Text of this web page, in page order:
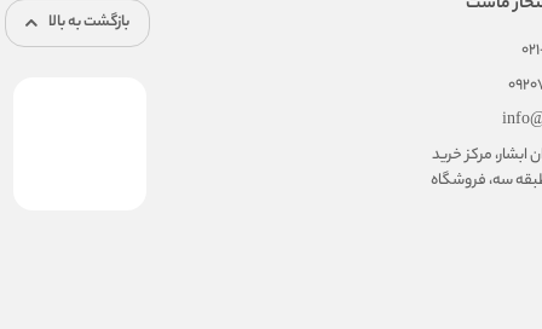
مرکز خرید
سه، فروشگاه
بازگشت به بالا